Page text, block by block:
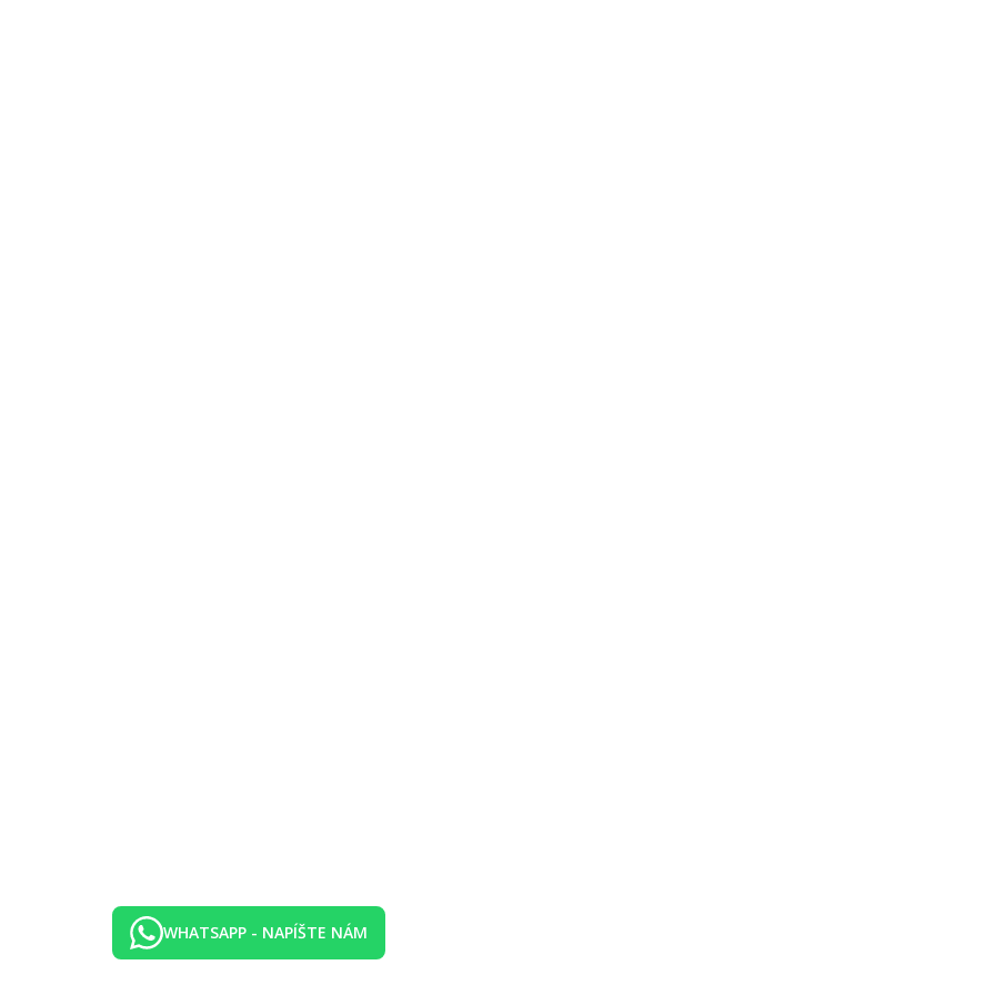
detskou časťou, terasa so slnečníkmi a ležadlami, trezor na recepcii, detské ihrisko
minichladnička, kúpeľňa/WC (sušič vlasov na vyžiadanie na recepcii), balkón, detská postieľka (na vyžiadanie za poplatok 5
vybavenie)
za poplatok
formou bufetu
a miestnych alkoholických nápojov (10.00–22.00)
zavedením prípadných hygienických či protiepidemických opatrení v danej destinácii.
WHATSAPP - NAPÍŠTE NÁM